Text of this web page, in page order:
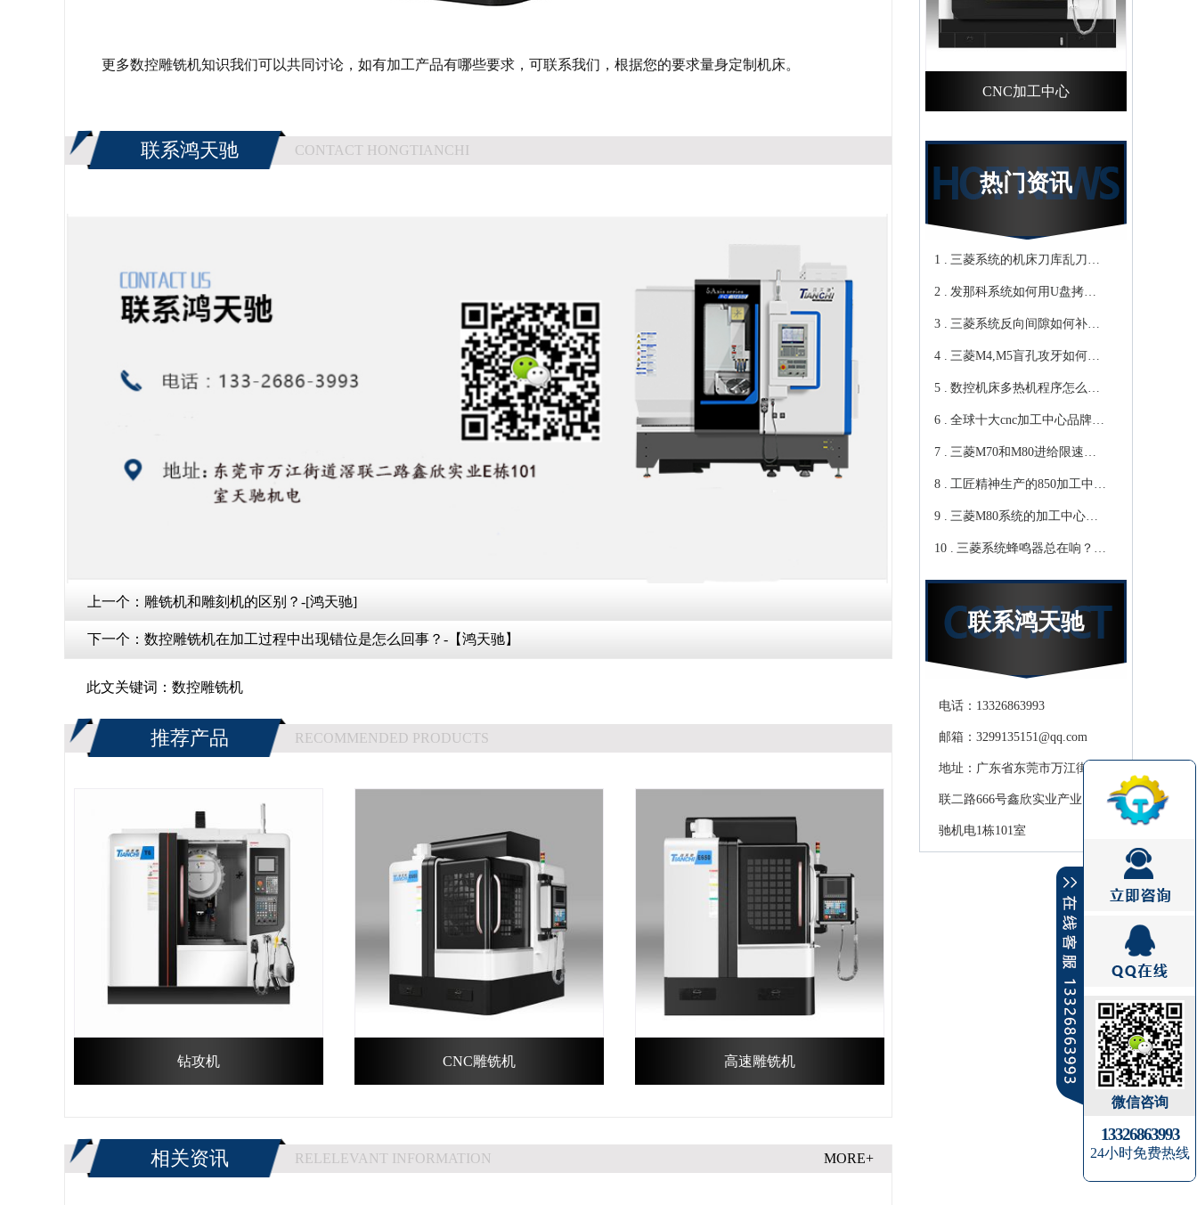
更多数控雕铣机知识我们可以共同讨论，如有加工产品有哪些要求，可联系我们，根据您的要求量身定制机床。
联系鸿天驰 CONTACT HONGTIANCHI
上一个： 雕铣机和雕刻机的区别？-[鸿天驰]
下一个： 数控雕铣机在加工过程中出现错位是怎么回事？-【鸿天驰】
此文关键词： 数控雕铣机
推荐产品 RECOMMENDED PRODUCTS
钻攻机 CNC雕铣机 高速雕铣机
相关资讯 RELELEVANT INFORMATION MORE+
CNC加工中心
热门资讯
1 . 三菱系统的机床刀库乱刀，
CNC加工中心厂家教你轻松
归零-鸿天驰
2 . 发那科系统如何用U盘拷贝
加工程序？cnc立式加工中心
教你-鸿天驰
3 . 三菱系统反向间隙如何补
偿，数控cnc加工中心厂家来
教你-鸿天驰
4 . 三菱M4,M5盲孔攻牙如何设
转速和进给？高速cnc加工中
心教你-鸿天驰
5 . 数控机床多热机程序怎么
写？Cnc雕铣机厂家教你-鸿
天驰
6 . 全球十大cnc加工中心品牌，
你知道那些？-【鸿天驰】
7 . 三菱M70和M80进给限速该
修改哪个参数?鸿天驰高速
CNC机床厂家教你
8 . 工匠精神生产的850加工中
心,精度可达0.01mm 就选-
[鸿天驰]
9 . 三菱M80系统的加工中心无
程序报警怎么处理，CNC雕
铣机厂家教你
10 . 三菱系统蜂鸣器总在响？鸿
天驰850加工中心厂家教你关
掉它联系鸿天驰
电话：13326863993
邮箱：3299135151@qq.com
地址：广东省东莞市万江街道滘
联二路666号鑫欣实业产业园天
驰机电1栋101室
微信咨询
13326863993
24小时免费热线